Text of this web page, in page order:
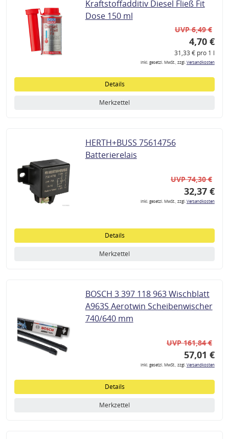
Kraftstoffadditiv Diesel Fließ Fit
Dose 150 ml
UVP 6,49 €
4,70 €
31,33 € pro 1 l
inkl. gesetzl. MwSt., zzgl.Versandkosten
Details
Merkzettel
HERTH+BUSS 75614756
Batterierelais
UVP 74,30 €
32,37 €
inkl. gesetzl. MwSt., zzgl.Versandkosten
Details
Merkzettel
BOSCH 3 397 118 963 Wischblatt
A963S Aerotwin Scheibenwischer
740/640 mm
UVP 161,84 €
57,01 €
inkl. gesetzl. MwSt., zzgl.Versandkosten
Details
Merkzettel